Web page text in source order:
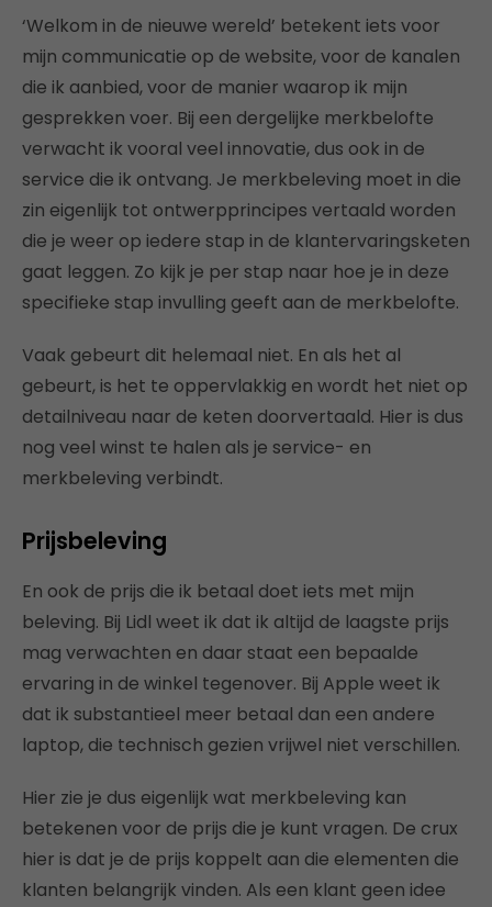
‘Welkom in de nieuwe wereld’ betekent iets voor
mijn communicatie op de website, voor de kanalen
die ik aanbied, voor de manier waarop ik mijn
gesprekken voer. Bij een dergelijke merkbelofte
verwacht ik vooral veel innovatie, dus ook in de
service die ik ontvang. Je merkbeleving moet in die
zin eigenlijk tot ontwerpprincipes vertaald worden
die je weer op iedere stap in de klantervaringsketen
gaat leggen. Zo kijk je per stap naar hoe je in deze
specifieke stap invulling geeft aan de merkbelofte.
Vaak gebeurt dit helemaal niet. En als het al
gebeurt, is het te oppervlakkig en wordt het niet op
detailniveau naar de keten doorvertaald. Hier is dus
nog veel winst te halen als je service- en
merkbeleving verbindt.
Prijsbeleving
En ook de prijs die ik betaal doet iets met mijn
beleving. Bij Lidl weet ik dat ik altijd de laagste prijs
mag verwachten en daar staat een bepaalde
ervaring in de winkel tegenover. Bij Apple weet ik
dat ik substantieel meer betaal dan een andere
laptop, die technisch gezien vrijwel niet verschillen.
Hier zie je dus eigenlijk wat merkbeleving kan
betekenen voor de prijs die je kunt vragen. De crux
hier is dat je de prijs koppelt aan die elementen die
klanten belangrijk vinden. Als een klant geen idee